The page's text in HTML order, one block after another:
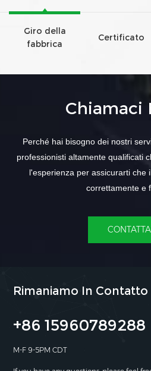
Giro della
fabbrica
Certificato
Chiamaci
Perché hai bisogno dei nostri
professionisti altamente qualificati
l'esperienza per assicurarti che
correttamente e
Rimaniamo In Contatto
+86 15960789288
M-F 9-5PM CDT